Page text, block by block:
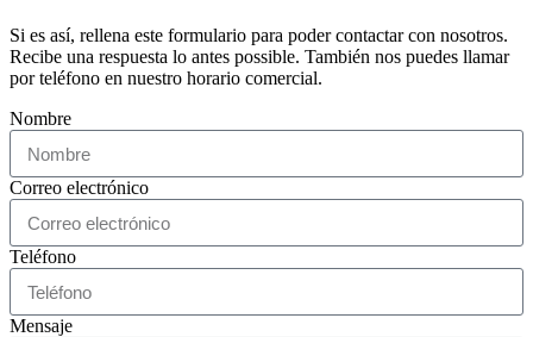
Si es así, rellena este formulario para poder contactar con nosotros.
Recibe una respuesta lo antes possible. También nos puedes llamar
por teléfono en nuestro horario comercial.
Nombre
Correo electrónico
Teléfono
Mensaje